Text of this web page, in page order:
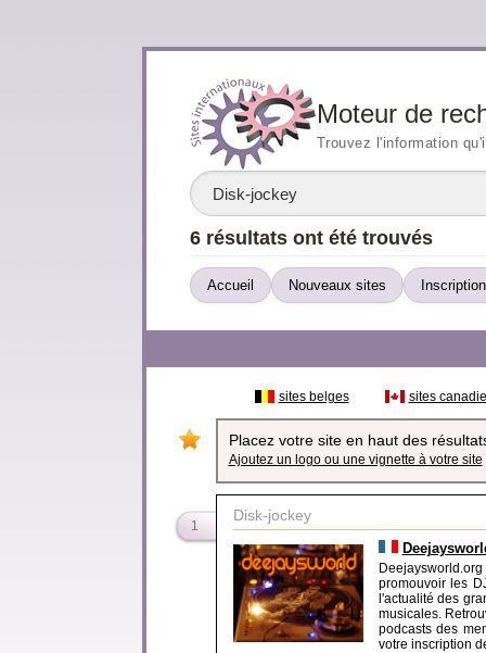
Moteur de
Trouvez l'information
6 résultats ont été trouvés
Accueil Nouveaux sites
sites belges sites
Placez votre site en haut des
Ajoutez un logo ou une vignette à votre site
1
Disk-jockey
promouvoir les
l'actualité des
musicales.
podcasts des
votre inscription